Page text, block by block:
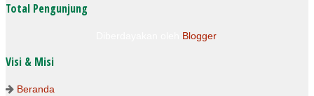
Total Pengunjung
Blogger.
Visi & Misi
Beranda